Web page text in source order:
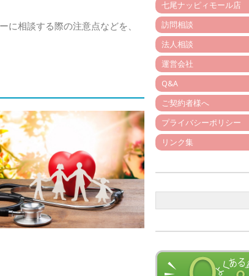
に相談する際の注意点などを、
七尾ナッピィモール店
訪問相談
法人相談
運営会社
Q&A
ご契約者様へ
プライバシーポリシー
リンク集